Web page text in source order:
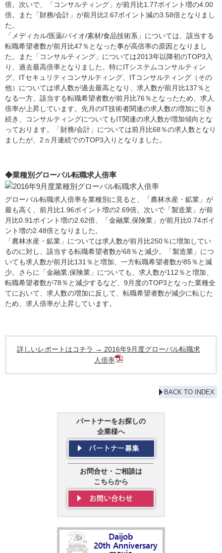
倍。次いで、「コンサルティング」が前月比1.77ポイント増の4.00
倍。また「財務/会計」が前月比2.67ポイント減の3.58倍となりまし
た。
「メディカル/医薬/バイオ/素材/食品技術系」については、該当する
転職希望者数が前月比47％となった事が高倍率の原因となりまし
た。また「コンサルティング」については2013年以降初のTOP3入
り、過去最高倍率となりました。特にITシステムコンサルティン
グ、ITセキュリティコンサルティング、ITコンサルティング（その
他）については求人数が過去最高となり、求人数が前月比137％と
なる一方、該当する転職希望者数が前月比76％となったため、求人
倍率が上昇しています。先月のIT技術者関連の求人数の増加に引き
続き、コンサルティングについてもIT関連の求人数が増加傾向とな
っております。「財務/会計」については前月比68％の求人数となり
ましたが、2ヵ月連続でのTOP3入りとなりました。
◆業種別グローバル転職求人倍率
グローバル転職求人倍率を業種別に見ると、「農林水産・鉱業」が
最も高く、前月比1.96ポイント増の2.69倍。次いで「製造業」が前
月比0.91ポイント増の2.62倍、「金融業,保険業」が前月比0.74ポイ
ント増の2.48倍となりました。
「農林水産・鉱業」については求人数が前月比250％に増加してい
るのに対し、該当する転職希望者数が68％と減少。「製造業」につ
いても求人数が前月比131％と増加、一方転職希望者数が85％と減
少。さらに「金融業,保険業」についても、求人数が112％と増加、
転職希望者数が78％と減少するなど、9月度のTOP3となった業種全
てにおいて、求人数の増加に反して、転職希望者数が減少に転じた
ため、求人倍率が上昇しています。
詳しいレポートはコチラ → 2016年9月度グローバル転職求
人倍率
BACK TO INDEX
パートナーをお探しの
企業様へ
お問合せ・ご相談は
こちらから